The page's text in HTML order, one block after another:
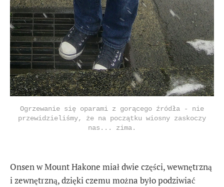
Ogrzewanie się oparami z gorącego źródła - nie
przewidzieliśmy, że na początku wiosny zaskoczy
nas... zima.
Onsen w Mount Hakone miał dwie części, wewnętrzną
i zewnętrzną, dzięki czemu można było podziwiać